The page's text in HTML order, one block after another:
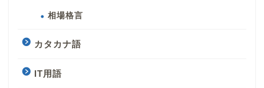
相場格言
カタカナ語
IT用語